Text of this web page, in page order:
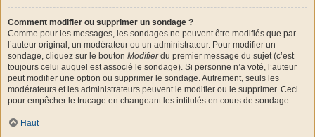
Comment modifier ou supprimer un sondage ?
Comme pour les messages, les sondages ne peuvent être modifiés que par
l’auteur original, un modérateur ou un administrateur. Pour modifier un
sondage, cliquez sur le bouton Modifierdu premier message du sujet (c’est
toujours celui auquel est associé le sondage). Si personne n’a voté, l’auteur
peut modifier une option ou supprimer le sondage. Autrement, seuls les
modérateurs et les administrateurs peuvent le modifier ou le supprimer. Ceci
pour empêcher le trucage en changeant les intitulés en cours de sondage.
Haut